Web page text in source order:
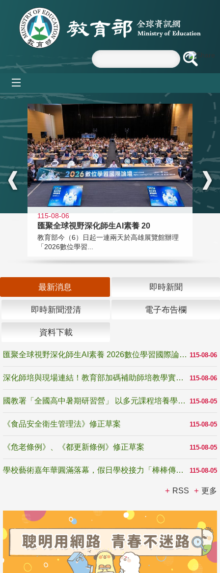
跳到主要內容區塊
:::
115-08-06
匯聚全球視野深化師生AI素養 20
教育部今（6）日起一連兩天於高雄展覽館辦理
「2026數位學習...
最新消息 即時新聞
即時新聞澄清 電子布告欄
資料下載
115-08-06
匯聚全球視野深化師生AI素養 2026數位學習國際論壇高雄登場
115-08-06
深化師培與現場連結！教育部加碼補助師培教學實踐研究 10月師培國際研討會交流教學實踐經驗
115-08-05
國教署「全國高中暑期研習營」 以多元課程培養學生瞭解誠信專業與倫理價值
115-08-05
《食品安全衛生管理法》修正草案
115-08-05
《危老條例》、《都更新條例》修正草案
115-08-05
學校藝術嘉年華圓滿落幕，假日學校接力「棒棒傳美感」
RSS 更多